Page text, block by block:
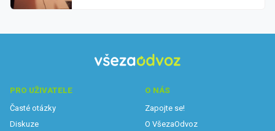
PRO UŽIVATELE
Časté otázky
Diskuze
O NÁS
Zapojte se!
O VšezaOdvoz